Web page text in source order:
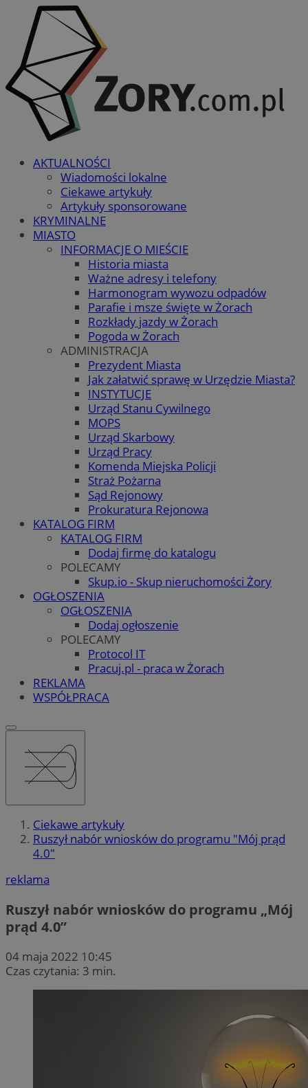
AKTUALNOŚCI
Wiadomości lokalne
Ciekawe artykuły
Artykuły sponsorowane
KRYMINALNE
MIASTO
INFORMACJE O MIEŚCIE
Historia miasta
Ważne adresy i telefony
Harmonogram wywozu odpadów
Parafie i msze święte w Żorach
Rozkłady jazdy w Żorach
Pogoda w Żorach
ADMINISTRACJA
Prezydent Miasta
Jak załatwić sprawę w Urzędzie Miasta?
INSTYTUCJE
Urząd Stanu Cywilnego
MOPS
Urząd Skarbowy
Urząd Pracy
Komenda Miejska Policji
Straż Pożarna
Sąd Rejonowy
Prokuratura Rejonowa
KATALOG FIRM
KATALOG FIRM
Dodaj firmę do katalogu
POLECAMY
Skup.io - Skup nieruchomości Żory
OGŁOSZENIA
OGŁOSZENIA
Dodaj ogłoszenie
POLECAMY
Protocol IT
Pracuj.pl - praca w Żorach
REKLAMA
WSPÓŁPRACA
Ciekawe artykuły
Ruszył nabór wniosków do programu "Mój prąd
4.0"
reklama
Ruszył nabór wniosków do programu „Mój
prąd 4.0”
04 maja 2022 10:45
Czas czytania: 3 min.